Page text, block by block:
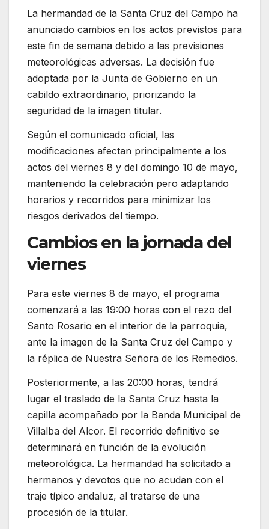
La hermandad de la Santa Cruz del Campo ha
anunciado cambios en los actos previstos para
este fin de semana debido a las previsiones
meteorológicas adversas. La decisión fue
adoptada por la Junta de Gobierno en un
cabildo extraordinario, priorizando la
seguridad de la imagen titular.
Según el comunicado oficial, las
modificaciones afectan principalmente a los
actos del viernes 8 y del domingo 10 de mayo,
manteniendo la celebración pero adaptando
horarios y recorridos para minimizar los
riesgos derivados del tiempo.
Cambios en la jornada del
viernes
Para este viernes 8 de mayo, el programa
comenzará a las 19:00 horas con el rezo del
Santo Rosario en el interior de la parroquia,
ante la imagen de la Santa Cruz del Campo y
la réplica de Nuestra Señora de los Remedios.
Posteriormente, a las 20:00 horas, tendrá
lugar el traslado de la Santa Cruz hasta la
capilla acompañado por la Banda Municipal de
Villalba del Alcor. El recorrido definitivo se
determinará en función de la evolución
meteorológica. La hermandad ha solicitado a
hermanos y devotos que no acudan con el
traje típico andaluz, al tratarse de una
procesión de la titular.